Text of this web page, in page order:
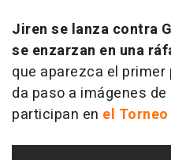
Jiren se lanza contra
se enzarzan en una
que aparezca el primer
da paso a imágenes
participan en el